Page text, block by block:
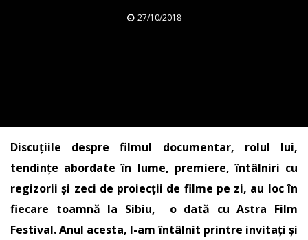
27/10/2018
Discuțiile despre filmul documentar, rolul lui,
tendințe abordate în lume, premiere, întâlniri cu
regizorii și zeci de proiecții de filme pe zi, au loc în
fiecare toamnă la Sibiu, o dată cu Astra Film
Festival. Anul acesta, l-am întâlnit printre invitați și